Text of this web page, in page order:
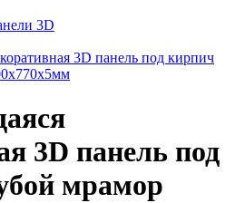
3D
3D панель под кирпич
3D панель под
мрамор